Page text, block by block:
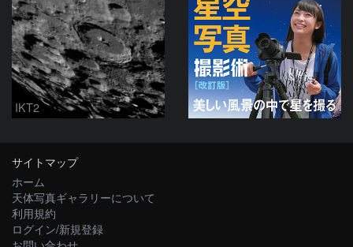
IKT2
サイトマップ
ホーム
天体写真ギャラリーについて
利用規約
ログイン/新規登録